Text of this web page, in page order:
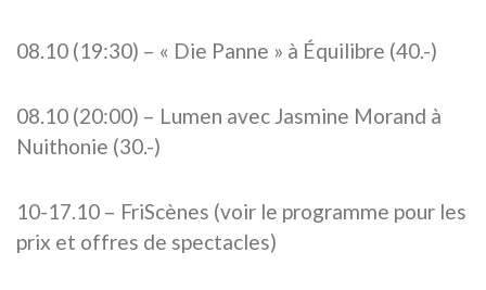
08.10 (19:30) – « Die Panne » à Équilibre (40.-)
08.10 (20:00) – Lumen avec Jasmine Morand à
Nuithonie (30.-)
10-17.10 – FriScènes (voir le programme pour les
prix et offres de spectacles)